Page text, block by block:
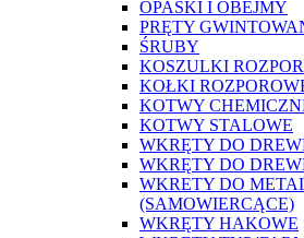
OPASKI I OBEJMY
PRĘTY
ŚRUBY
KOSZULKI
KOŁKI
KOTWY
KOTWY STALOWE
WKRĘTY DO
WKRĘTY DO
WKRETY DO
(SAMOWIERCĄCE)
WKRĘTY HAKOWE